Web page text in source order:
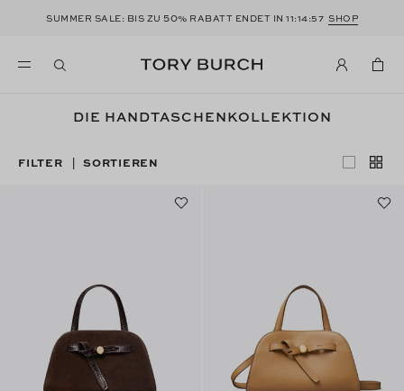
SUMMER SALE: BIS ZU 50% RABATT ENDET IN 11:14:56 SHOP
DIE HANDTASCHENKOLLEKTION
FILTER | SORTIEREN